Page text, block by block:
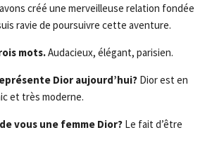
créé une merveilleuse relation fondée
ravie de poursuivre cette aventure.
mots.Audacieux, élégant, parisien.
Dior aujourd’hui? Dior est en
et très moderne.
vous une femme Dior? Le fait d’être